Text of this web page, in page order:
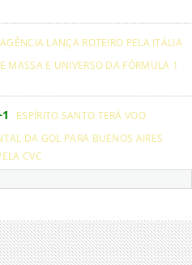
AGÊNCIA LANÇA ROTEIRO PELA ITÁLIA
MASSA E UNIVERSO DA FÓRMULA 1
ESPÍRITO SANTO TERÁ VOO
DA GOL PARA BUENOS AIRES
CVC